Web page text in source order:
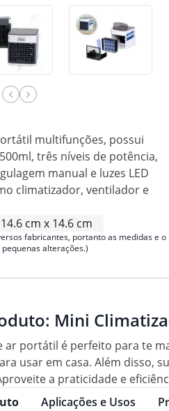
multifunções, possui
três níveis de potência,
manual e luzes LED
climatizador, ventilador e
cm x 14.6 cm
fabricantes, portanto as medidas e o
alterações.)
Mini
ar portátil é perfeito para te
usar em casa. Além
a praticidade e
Aplicações e Usos